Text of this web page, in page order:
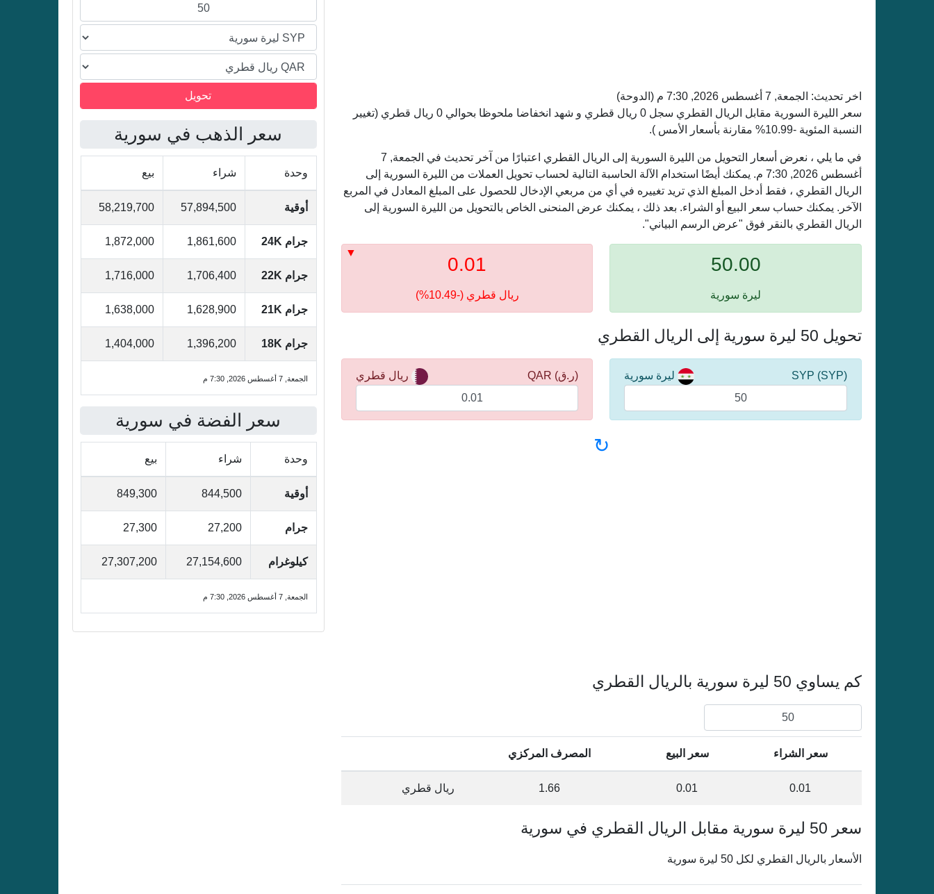
اخر تحديث: الجمعة, 7 أغسطس 2026, 7:30 م
(الدوحة)
سعر الليرة السورية مقابل الريال القطري سجل 0 ريال قطري و شهد انخفاضا ملحوظا بحوالي 0 ريال قطري (تغيير
النسبة المئوية -10.99% مقارنة بأسعار الأمس ).
في ما يلي ، نعرض أسعار التحويل من الليرة السورية إلى الريال القطري اعتبارًا من آخر تحديث في الجمعة, 7
أغسطس 2026, 7:30 م. يمكنك أيضًا استخدام الآلة الحاسبة التالية لحساب تحويل العملات من الليرة السورية إلى
الريال القطري ، فقط أدخل المبلغ الذي تريد تغييره في أي من مربعي الإدخال للحصول على المبلغ المعادل في المربع
الآخر. يمكنك حساب سعر البيع أو الشراء. بعد ذلك ، يمكنك عرض المنحنى الخاص بالتحويل من الليرة السورية إلى
الريال القطري بالنقر فوق "عرض الرسم البياني".
50.00
ليرة سورية
0.01
ريال قطري (-10.49%)
تحويل 50 ليرة سورية إلى الريال القطري
ليرة سورية (SYP) SYP ريال قطري (ر.ق) QAR
↻
كم يساوي 50 ليرة سورية بالريال القطري
سعر الشراء سعر البيع المصرف المركزي
0.01
0.01
1.66 ريال قطري
سعر 50 ليرة سورية مقابل الريال القطري في سورية
الأسعار بالريال القطري لكل 50 ليرة سورية
القطري
سعر الذهب في سورية
وحدة شراء بيع
أوقية 57,894,500
58,219,700
جرام 24K 1,861,600
1,872,000
جرام 22K 1,706,400
1,716,000
جرام 21K 1,628,900
1,638,000
جرام 18K 1,396,200
1,404,000
الجمعة, 7 أغسطس 2026, 7:30 م
سعر الفضة في سورية
وحدة شراء بيع
أوقية 844,500
849,300
جرام 27,200
27,300
كيلوغرام 27,154,600
27,307,200
الجمعة, 7 أغسطس 2026, 7:30 م